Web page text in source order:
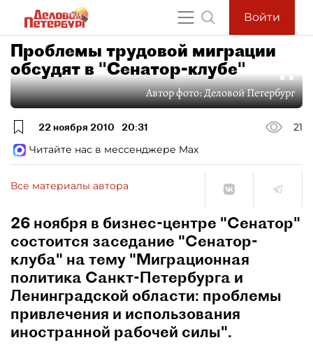
Войти
Проблемы трудовой миграции
обсудят в "Сенатор-клубе"
Автор фото:Деловой Петербург
22 ноября 2010 20:31
21
Читайте нас в мессенджере Max
Все материалы автора
26 ноября в бизнес-центре "Сенатор"
состоится заседание "Сенатор-
клуба" на тему "Миграционная
политика Санкт-Петербурга и
Ленинградской области: проблемы
привлечения и использования
иностранной рабочей силы".